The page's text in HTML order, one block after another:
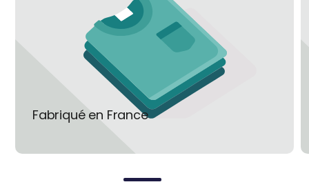
En adaptant ainsi la puissance de votre
radiateurs aux besoins réels et en
réduisant la température ambiante de
quelques degrés pendant la nuit ou vos
absences, la régulation CINIER X3D vous
procure de réelles économies d’énergie,
électrique bénéficie de la norme CE.
Leur qualité est contrôlée et garantie.
Fabriqué en France